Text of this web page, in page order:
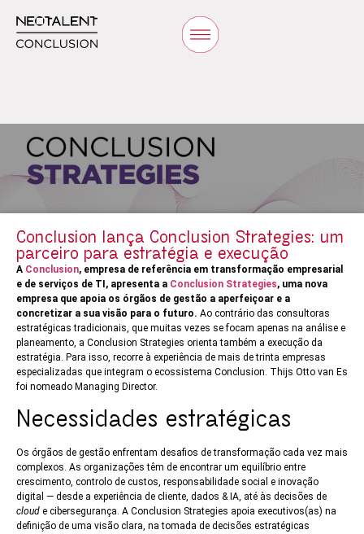
Conclusion lança Conclusion Strategies: um
parceiro para estratégia e execução
A Conclusion, empresa de referência em transformação empresarial
e de serviços de TI, apresenta a Conclusion Strategies, uma nova
empresa que apoia os órgãos de gestão a aperfeiçoar e a
concretizar a sua visão para o futuro. Ao contrário das consultoras
estratégicas tradicionais, que muitas vezes se focam apenas na análise e
planeamento, a Conclusion Strategies orienta também a execução da
estratégia. Para isso, recorre à experiência de mais de trinta empresas
especializadas que integram o ecossistema Conclusion. Thijs Otto van Es
foi nomeado Managing Director.
Necessidades estratégicas
Os órgãos de gestão enfrentam desafios de transformação cada vez mais
complexos. As organizações têm de encontrar um equilíbrio entre
crescimento, controlo de custos, responsabilidade social e inovação
digital — desde a experiência de cliente, dados & IA, até às decisões de
cloud e cibersegurança. A Conclusion Strategies apoia executivos(as) na
definição de uma visão clara, na tomada de decisões estratégicas